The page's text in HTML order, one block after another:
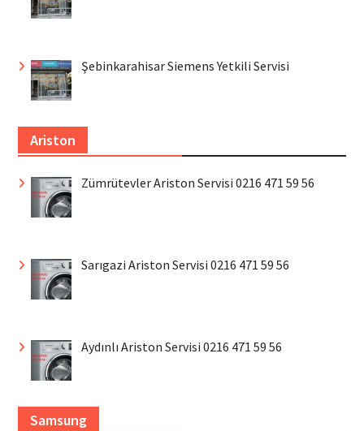
Şebinkarahisar Siemens Yetkili Servisi
Ariston
Zümrütevler Ariston Servisi 0216 471 59 56
Sarıgazi Ariston Servisi 0216 471 59 56
Aydınlı Ariston Servisi 0216 471 59 56
Samsung